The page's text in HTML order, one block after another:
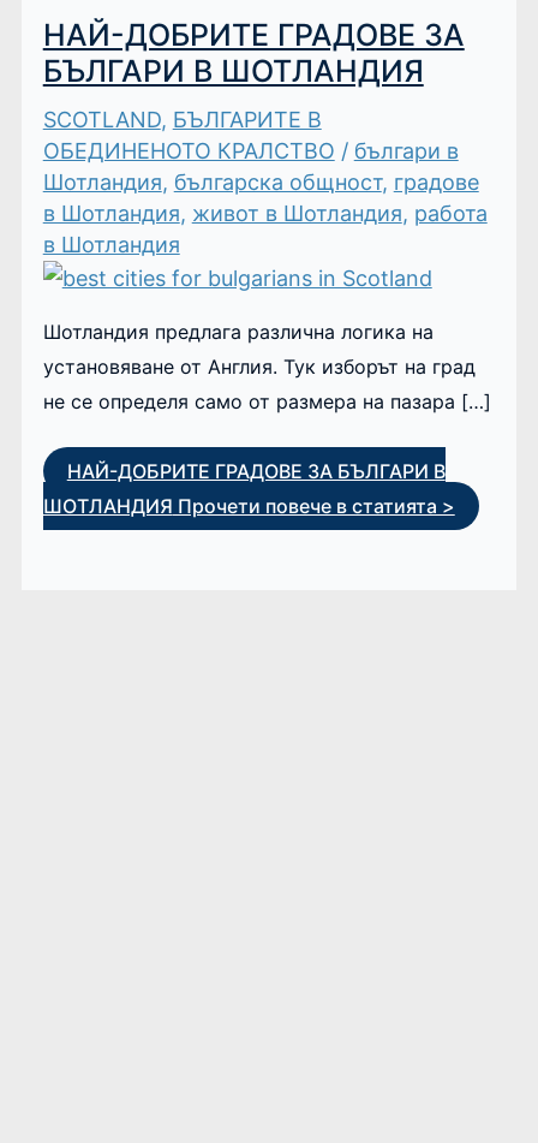
НАЙ-ДОБРИТЕ ГРАДОВЕ ЗА
БЪЛГАРИ В ШОТЛАНДИЯ
SCOTLAND, БЪЛГАРИТЕ В
ОБЕДИНЕНОТО КРАЛСТВО / българи в
Шотландия, българска общност, градове
в Шотландия, живот в Шотландия, работа
в Шотландия
Шотландия предлага различна логика на
установяване от Англия. Тук изборът на град
не се определя само от размера на пазара […]
НАЙ-ДОБРИТЕ ГРАДОВЕ ЗА БЪЛГАРИ В
ШОТЛАНДИЯ Прочети повече в статията >